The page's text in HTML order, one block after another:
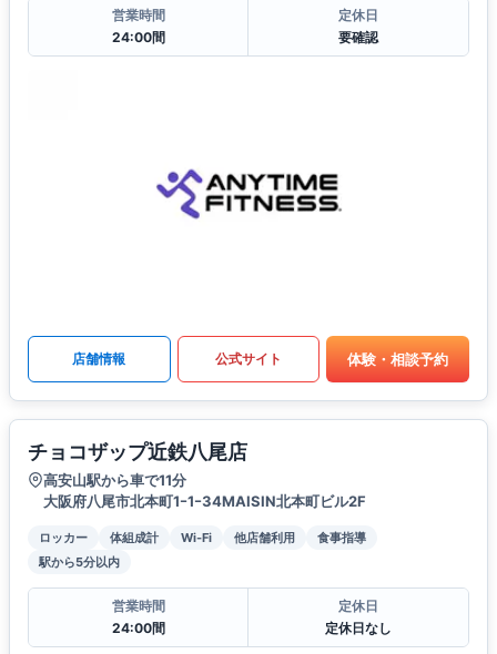
営業時間
24:00間
定休日
要確認
店舗情報 公式サイト 体験・相談予約
チョコザップ近鉄八尾店
高安山駅から車で11分
大阪府八尾市北本町1ｰ1ｰ34MAISIN北本町ビル2F
ロッカー 体組成計 Wi-Fi 他店舗利用
食事指導
駅から5分以内
営業時間
24:00間
定休日
定休日なし